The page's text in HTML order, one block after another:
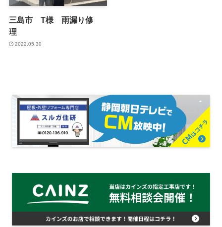
三島市 T様 雨漏り修
理
2022.05.30